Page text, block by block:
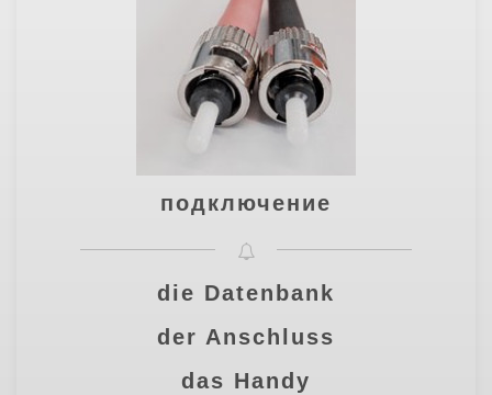
подключение
die Datenbank
der Anschluss
das Handy